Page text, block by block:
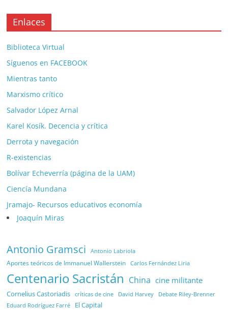
Enlaces
Biblioteca Virtual
Síguenos en FACEBOOK
Mientras tanto
Marxismo crítico
Salvador López Arnal
Karel Kosík. Decencia y crítica
Derrota y navegación
R-existencias
Bolívar Echeverría (página de la UAM)
Ciencía Mundana
Jramajo- Recursos educativos economía
Joaquín Miras
Antonio Gramsci Antonio Labriola
Aportes teóricos de Immanuel Wallerstein Carlos Fernández Liria
Centenario Sacristán China cine militante
Cornelius Castoriadis críticas de cine David Harvey Debate Riley-Brenner
Eduard Rodríguez Farré El Capital